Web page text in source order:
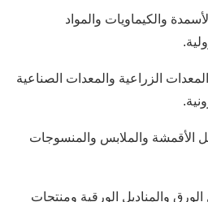
والكيماويات والمواد
الزراعية والمعدات الصناعية
الأقمشة والملابس والمنسوجات
والمناديل الورقية ومنتجات